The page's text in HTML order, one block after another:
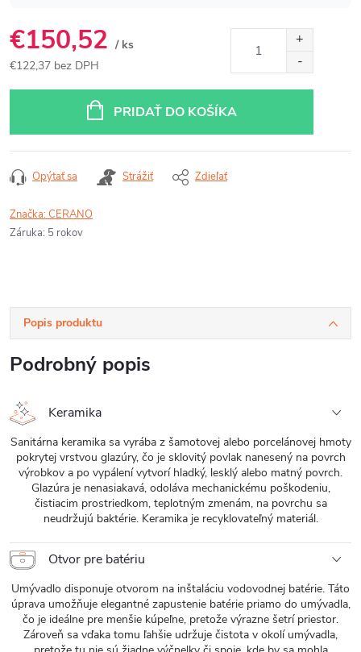
€150,52 / ks
€122,37 bez DPH
PRIDAŤ DO KOŠÍKA
Opýtať sa Strážiť Zdieľať
Značka:CERANO
Záruka: 5 rokov
Popis produktu
Podrobný popis
Keramika
Sanitárna keramika sa vyrába z šamotovej alebo porcelánovej hmoty
pokrytej vrstvou glazúry, čo je sklovitý povlak nanesený na povrch
výrobkov a po vypálení vytvorí hladký, lesklý alebo matný povrch.
Glazúra je nenasiakavá, odoláva mechanickému poškodeniu,
čistiacim prostriedkom, teplotným zmenám, na povrchu sa
neudržujú baktérie. Keramika je recyklovateľný materiál.
Otvor pre batériu
Umývadlo disponuje otvorom na inštaláciu vodovodnej batérie. Táto
úprava umožňuje elegantné zapustenie batérie priamo do umývadla,
čo je ideálne pre menšie kúpeľne, pretože výrazne šetrí priestor.
Zároveň sa vďaka tomu ľahšie udržuje čistota v okolí umývadla,